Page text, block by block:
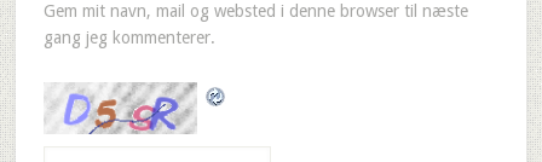
Gem mit navn, mail og websted i denne browser til næste
gang jeg kommenterer.